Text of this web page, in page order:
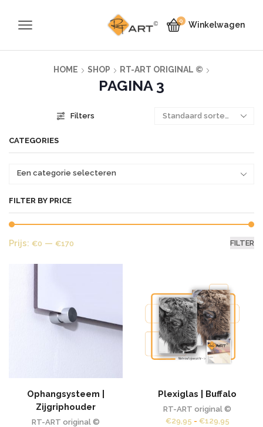
0 Winkelwagen
HOME SHOP RT-ART ORIGINAL ©
PAGINA 3
Filters
CATEGORIES
Een categorie selecteren
FILTER BY PRICE
FILTER
Prijs: €0 — €170
Ophangsysteem |
Zijgriphouder
RT-ART original ©
Plexiglas | Buffalo
RT-ART original ©
€29,95 - €129,95